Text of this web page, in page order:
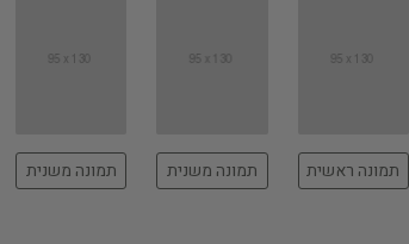
תמונה ראשית תמונה משנית תמונה משנית